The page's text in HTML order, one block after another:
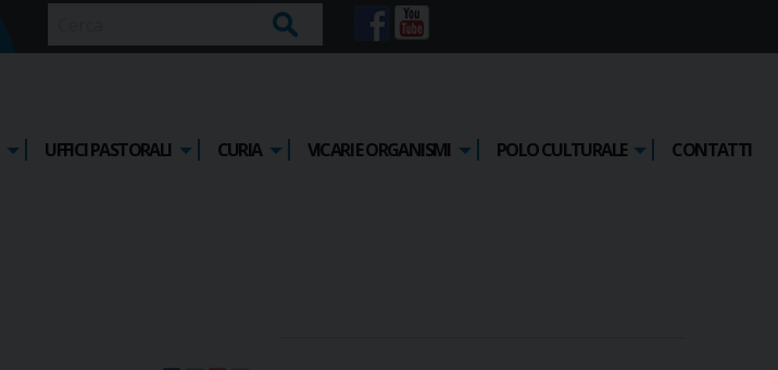
Cerca
UFFICI PASTORALI CURIA VICARI E ORGANISMI POLO CULTURALE CONTATTI